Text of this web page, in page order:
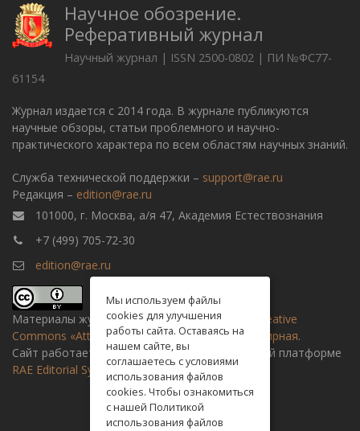
Научное обозрение.
Реферативный журнал
Научный журнал | ISSN 2500-0802 | ПИ №ФС77-
61154
Журнал издается с 2014 года. В журнале публикуются
научные обзоры, статьи проблемного и научно-
практического характера по всем областям научных знаний.
Служба технической поддержки – support@rae.ru
Редакция – edition@rae.ru
101000, г. Москва, а/я 47, Академия Естествознания
+7 (499) 705-72-30
edition@rae.ru
Материалы журнала доступны полицензии Creative
Commons «Attribution» («Атрибуция») 4.0 Всемирная.
Сайт работает на универсальной издательской платформе
RAE Editorial System
Мы используем файлы
cookies для улучшения
работы сайта. Оставаясь на
нашем сайте, вы
соглашаетесь с условиями
использования файлов
cookies. Чтобы ознакомиться
с нашей Политикой
использования файлов